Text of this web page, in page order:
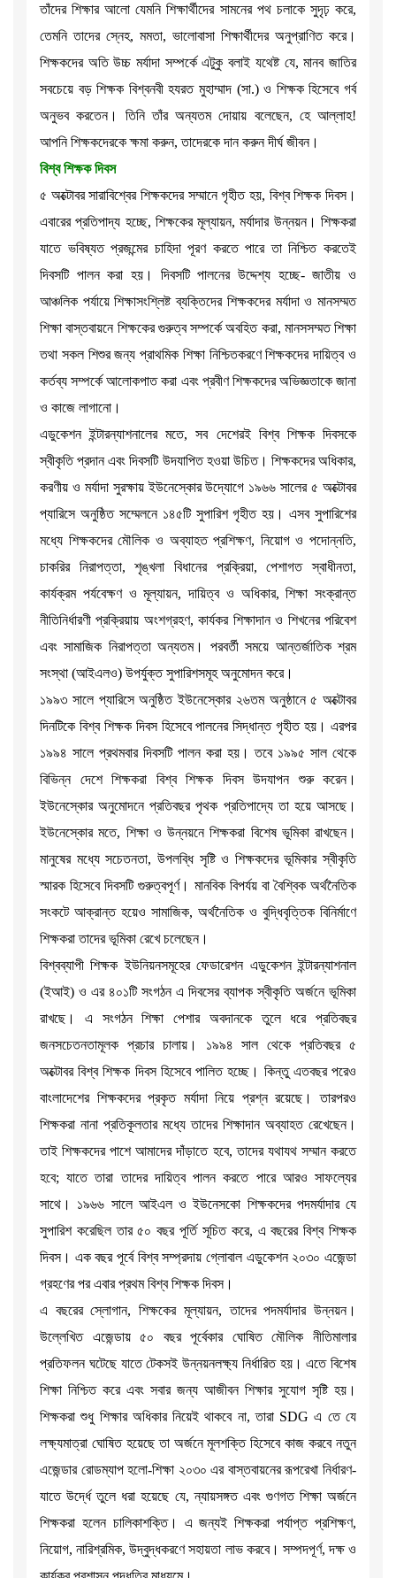
তাঁদের শিক্ষার আলো যেমনি শিক্ষার্থীদের সামনের পথ চলাকে সুদৃঢ় করে,
তেমনি তাদের স্নেহ, মমতা, ভালোবাসা শিক্ষার্থীদের অনুপ্রাণিত করে।
শিক্ষকদের অতি উচ্চ মর্যাদা সম্পর্কে এটুকু বলাই যথেষ্ট যে, মানব জাতির
সবচেয়ে বড় শিক্ষক বিশ্বনবী হযরত মুহাম্মাদ (সা.) ও শিক্ষক হিসেবে গর্ব
অনুভব করতেন। তিনি তাঁর অন্যতম দোয়ায় বলেছেন, হে আল্লাহ!
আপনি শিক্ষকদেরকে ক্ষমা করুন, তাদেরকে দান করুন দীর্ঘ জীবন।
বিশ্ব শিক্ষক দিবস
৫ অক্টোবর সারাবিশ্বের শিক্ষকদের সম্মানে গৃহীত হয়, বিশ্ব শিক্ষক দিবস।
এবারের প্রতিপাদ্য হচ্ছে, শিক্ষকের মূল্যায়ন, মর্যাদার উন্নয়ন। শিক্ষকরা
যাতে ভবিষ্যত প্রজন্মের চাহিদা পূরণ করতে পারে তা নিশ্চিত করতেই
দিবসটি পালন করা হয়। দিবসটি পালনের উদ্দেশ্য হচ্ছে- জাতীয় ও
আঞ্চলিক পর্যায়ে শিক্ষাসংশ্লিষ্ট ব্যক্তিদের শিক্ষকদের মর্যাদা ও মানসম্মত
শিক্ষা বাস্তবায়নে শিক্ষকের গুরুত্ব সম্পর্কে অবহিত করা, মানসসম্মত শিক্ষা
তথা সকল শিশুর জন্য প্রাথমিক শিক্ষা নিশ্চিতকরণে শিক্ষকদের দায়িত্ব ও
কর্তব্য সম্পর্কে আলোকপাত করা এবং প্রবীণ শিক্ষকদের অভিজ্ঞতাকে জানা
ও কাজে লাগানো।
এডুকেশন ইন্টারন্যাশনালের মতে, সব দেশেরই বিশ্ব শিক্ষক দিবসকে
স্বীকৃতি প্রদান এবং দিবসটি উদযাপিত হওয়া উচিত। শিক্ষকদের অধিকার,
করণীয় ও মর্যাদা সুরক্ষায় ইউনেস্কোর উদ্যোগে ১৯৬৬ সালের ৫ অক্টোবর
প্যারিসে অনুষ্ঠিত সম্মেলনে ১৪৫টি সুপারিশ গৃহীত হয়। এসব সুপারিশের
মধ্যে শিক্ষকদের মৌলিক ও অব্যাহত প্রশিক্ষণ, নিয়োগ ও পদোন্নতি,
চাকরির নিরাপত্তা, শৃঙ্খলা বিধানের প্রক্রিয়া, পেশাগত স্বাধীনতা,
কার্যক্রম পর্যবেক্ষণ ও মূল্যায়ন, দায়িত্ব ও অধিকার, শিক্ষা সংক্রান্ত
নীতিনির্ধারণী প্রক্রিয়ায় অংশগ্রহণ, কার্যকর শিক্ষাদান ও শিখনের পরিবেশ
এবং সামাজিক নিরাপত্তা অন্যতম। পরবর্তী সময়ে আন্তর্জাতিক শ্রম
সংস্থা (আইএলও) উপর্যুক্ত সুপারিশসমূহ অনুমোদন করে।
১৯৯৩ সালে প্যারিসে অনুষ্ঠিত ইউনেস্কোর ২৬তম অনুষ্ঠানে ৫ অক্টোবর
দিনটিকে বিশ্ব শিক্ষক দিবস হিসেবে পালনের সিদ্ধান্ত গৃহীত হয়। এরপর
১৯৯৪ সালে প্রথমবার দিবসটি পালন করা হয়। তবে ১৯৯৫ সাল থেকে
বিভিন্ন দেশে শিক্ষকরা বিশ্ব শিক্ষক দিবস উদযাপন শুরু করেন।
ইউনেস্কোর অনুমোদনে প্রতিবছর পৃথক প্রতিপাদ্যে তা হয়ে আসছে।
ইউনেস্কোর মতে, শিক্ষা ও উন্নয়নে শিক্ষকরা বিশেষ ভূমিকা রাখছেন।
মানুষের মধ্যে সচেতনতা, উপলব্ধি সৃষ্টি ও শিক্ষকদের ভূমিকার স্বীকৃতি
স্মারক হিসেবে দিবসটি গুরুত্বপূর্ণ। মানবিক বিপর্যয় বা বৈশ্বিক অর্থনৈতিক
সংকটে আক্রান্ত হয়েও সামাজিক, অর্থনৈতিক ও বুদ্ধিবৃত্তিক বিনির্মাণে
শিক্ষকরা তাদের ভূমিকা রেখে চলেছেন।
বিশ্বব্যাপী শিক্ষক ইউনিয়নসমূহের ফেডারেশন এডুকেশন ইন্টারন্যাশনাল
(ইআই) ও এর ৪০১টি সংগঠন এ দিবসের ব্যাপক স্বীকৃতি অর্জনে ভূমিকা
রাখছে। এ সংগঠন শিক্ষা পেশার অবদানকে তুলে ধরে প্রতিবছর
জনসচেতনতামূলক প্রচার চালায়। ১৯৯৪ সাল থেকে প্রতিবছর ৫
অক্টোবর বিশ্ব শিক্ষক দিবস হিসেবে পালিত হচ্ছে। কিন্তু এতবছর পরেও
বাংলাদেশের শিক্ষকদের প্রকৃত মর্যাদা নিয়ে প্রশ্ন রয়েছে। তারপরও
শিক্ষকরা নানা প্রতিকূলতার মধ্যে তাদের শিক্ষাদান অব্যাহত রেখেছেন।
তাই শিক্ষকদের পাশে আমাদের দাঁড়াতে হবে, তাদের যথাযথ সম্মান করতে
হবে; যাতে তারা তাদের দায়িত্ব পালন করতে পারে আরও সাফল্যের
সাথে। ১৯৬৬ সালে আইএল ও ইউনেসকো শিক্ষকদের পদমর্যাদার যে
সুপারিশ করেছিল তার ৫০ বছর পূর্তি সূচিত করে, এ বছরের বিশ্ব শিক্ষক
দিবস। এক বছর পূর্বে বিশ্ব সম্প্রদায় গ্লোবাল এডুকেশন ২০৩০ এজেন্ডা
গ্রহণের পর এবার প্রথম বিশ্ব শিক্ষক দিবস।
এ বছরের স্লোগান, শিক্ষকের মূল্যায়ন, তাদের পদমর্যাদার উন্নয়ন।
উল্লেখিত এজেন্ডায় ৫০ বছর পূর্বেকার ঘোষিত মৌলিক নীতিমালার
প্রতিফলন ঘটেছে যাতে টেকসই উন্নয়নলক্ষ্য নির্ধারিত হয়। এতে বিশেষ
শিক্ষা নিশ্চিত করে এবং সবার জন্য আজীবন শিক্ষার সুযোগ সৃষ্টি হয়।
শিক্ষকরা শুধু শিক্ষার অধিকার নিয়েই থাকবে না, তারা SDG এ তে যে
লক্ষ্যমাত্রা ঘোষিত হয়েছে তা অর্জনে মূলশক্তি হিসেবে কাজ করবে নতুন
এজেন্ডার রোডম্যাপ হলো-শিক্ষা ২০৩০ এর বাস্তবায়নের রূপরেখা নির্ধারণ-
যাতে উর্দ্ধে তুলে ধরা হয়েছে যে, ন্যায়সঙ্গত এবং গুণগত শিক্ষা অর্জনে
শিক্ষকরা হলেন চালিকাশক্তি। এ জন্যই শিক্ষকরা পর্যাপ্ত প্রশিক্ষণ,
নিয়োগ, নারিশ্রমিক, উদ্বুদ্ধকরণে সহায়তা লাভ করবে। সম্পদপূর্ণ, দক্ষ ও